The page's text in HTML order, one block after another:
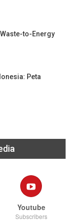
to-Energy
Peta
Youtube
Subscribers